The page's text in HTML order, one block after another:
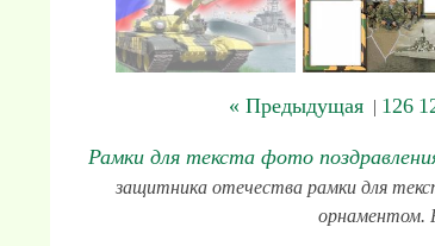
« Предыдущая| 126
Рамки для текста фото
защитника отечества рамки для
орнаментом.